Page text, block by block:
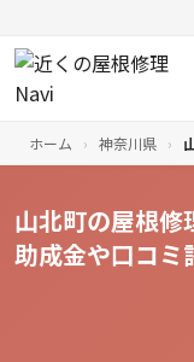
ホーム › 神奈川県 ›
山北町の屋根修
助成金や口コミ